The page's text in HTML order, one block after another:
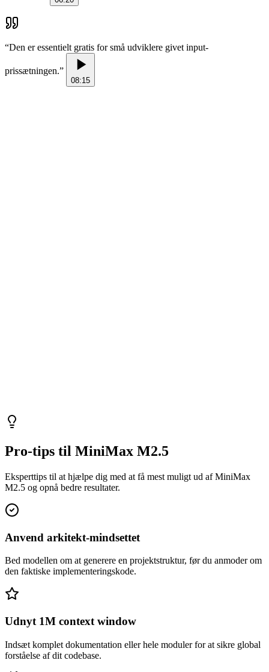
“Den er essentielt gratis for små udviklere givet input-
prissætningen.”
08:15
Pro-tips til MiniMax M2.5
Eksperttips til at hjælpe dig med at få mest muligt ud af MiniMax
M2.5 og opnå bedre resultater.
Anvend arkitekt-mindsettet
Bed modellen om at generere en projektstruktur, før du anmoder om
den faktiske implementeringskode.
Udnyt 1M context window
Indsæt komplet dokumentation eller hele moduler for at sikre global
forståelse af dit codebase.